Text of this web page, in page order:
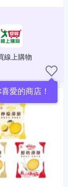
線上購物
愛的商店！